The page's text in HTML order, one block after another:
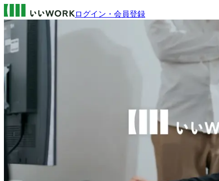
ログイン・会員登録